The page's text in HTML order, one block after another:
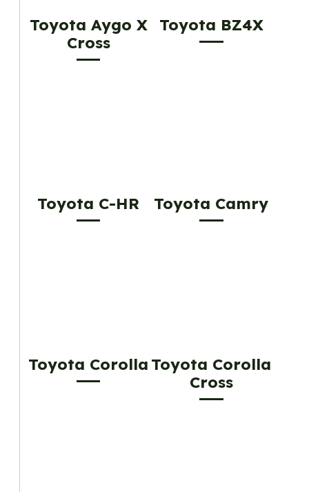
Toyota Aygo X
Cross
Toyota BZ4X
Toyota C-HR Toyota Camry
Toyota Corolla Toyota Corolla
Cross